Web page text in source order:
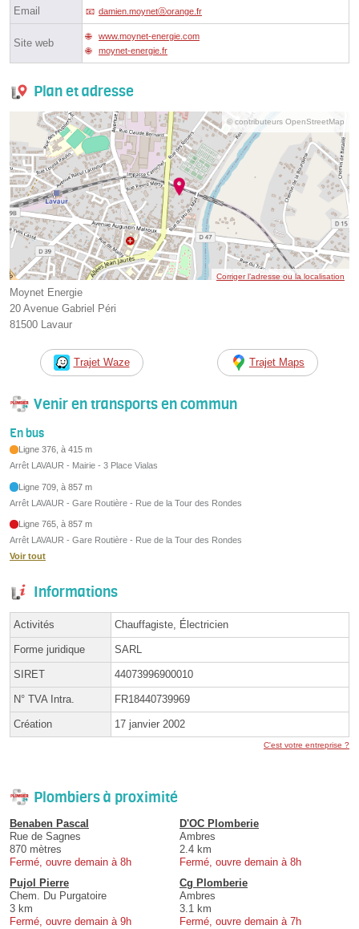
Email damien.moynetⓐorange.fr
Site web
www.moynet-energie.com
moynet-energie.fr
Plan et adresse
© contributeurs OpenStreetMap
Corriger l’adresse ou la localisation
Moynet Energie
20 Avenue Gabriel Péri
81500 Lavaur
Trajet Waze Trajet Maps
Venir en transports en commun
En bus
Ligne 376, à 415 m
Arrêt LAVAUR - Mairie - 3 Place Vialas
Ligne 709, à 857 m
Arrêt LAVAUR - Gare Routière - Rue de la Tour des Rondes
Ligne 765, à 857 m
Arrêt LAVAUR - Gare Routière - Rue de la Tour des Rondes
Voir tout
Informations
Activités Chauffagiste, Électricien
Forme juridique SARL
SIRET 44073996900010
N° TVA Intra. FR18440739969
Création 17 janvier 2002
C'est votre entreprise ?
Plombiers à proximité
Benaben Pascal
Rue de Sagnes
870 mètres
Fermé, ouvre demain à 8h
D'OC Plomberie
Ambres
2.4 km
Fermé, ouvre demain à 8h
Pujol Pierre
Chem. Du Purgatoire
3 km
Fermé, ouvre demain à 9h
Cg Plomberie
Ambres
3.1 km
Fermé, ouvre demain à 7h